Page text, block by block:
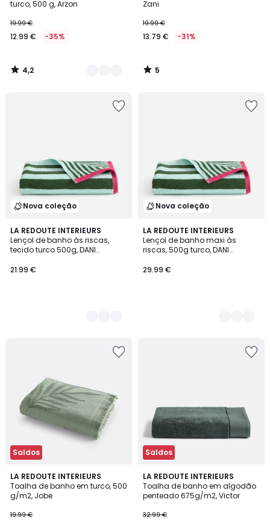
turco, 500 g, Arzon
19.99 €
12.99 € -35%
4,2
/
Zani
19.99 €
13.79 € -31%
5
5
/
Nova coleção
LA REDOUTE INTERIEURS
Lençol de banho às riscas,
tecido turco 500g, DANI
21.99 €
2
Cores
Nova coleção
LA REDOUTE INTERIEURS
Lençol de banho maxi às
riscas, 500g turco, DANI
29.99 €
2
Cores
Saldos
LA REDOUTE INTERIEURS
Toalha de banho em turco, 500
g/m2, Jobe
19.99 €
4,9
/ 5
Saldos
LA REDOUTE INTERIEURS
Toalha de banho em algodão
penteado 675g/m2, Victor
32.99 €
4,7
/ 5
6
Cores